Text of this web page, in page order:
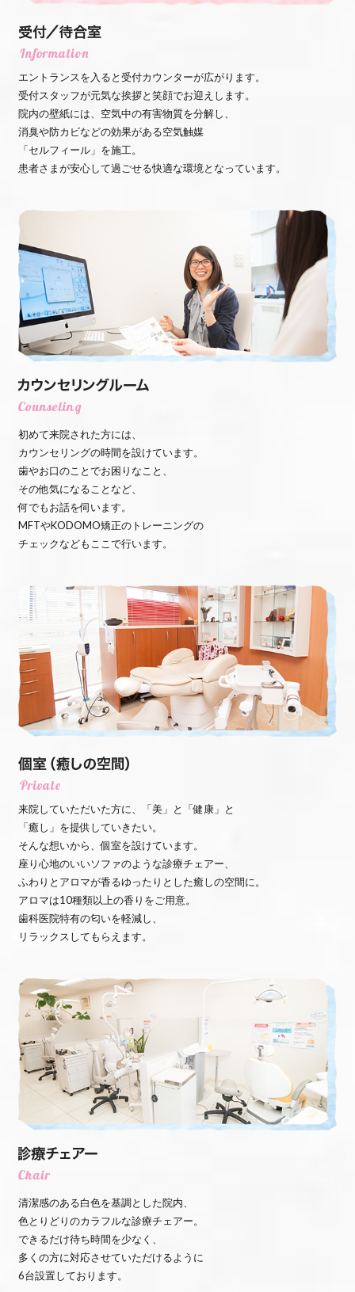
エントランスを入ると受付カウンターが広がります。
受付スタッフが元気な挨拶と笑顔でお迎えします。
院内の壁紙には、空気中の有害物質を分解し、
消臭や防カビなどの効果がある空気触媒
「セルフィール」を施工。
患者さまが安心して過ごせる快適な環境となっています。
初めて来院された方には、
カウンセリングの時間を設けています。
歯やお口のことでお困りなこと、
その他気になることなど、
何でもお話を伺います。
MFTやKODOMO矯正のトレーニングの
チェックなどもここで行います。
来院していただいた方に、「美」と「健康」と
「癒し」を提供していきたい。
そんな想いから、個室を設けています。
座り心地のいいソファのような診療チェアー、
ふわりとアロマが香るゆったりとした癒しの空間に。
アロマは10種類以上の香りをご用意。
歯科医院特有の匂いを軽減し、
リラックスしてもらえます。
清潔感のある白色を基調とした院内、
色とりどりのカラフルな診療チェアー。
できるだけ待ち時間を少なく、
多くの方に対応させていただけるように
6台設置しております。